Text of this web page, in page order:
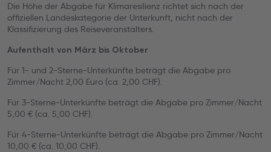
Die Höhe der Abgabe für Klimaresilienz richtet sich nach der
offiziellen Landeskategorie der Unterkunft, nicht nach der
Klassifizierung des Reiseveranstalters.
Aufenthalt von März bis Oktober
Für 1- und 2-Sterne-Unterkünfte beträgt die Abgabe pro
Zimmer/Nacht 2,00 Euro (ca. 2,00 CHF).
Für 3-Sterne-Unterkünfte beträgt die Abgabe pro Zimmer/Nacht
5,00 € (ca. 5,00 CHF).
Für 4-Sterne-Unterkünfte beträgt die Abgabe pro Zimmer/Nacht
10,00 € (ca. 10,00 CHF).